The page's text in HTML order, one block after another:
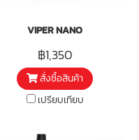
VIPER NANO
฿1,350
สั่งซื้อสินค้า
เปรียบเทียบ